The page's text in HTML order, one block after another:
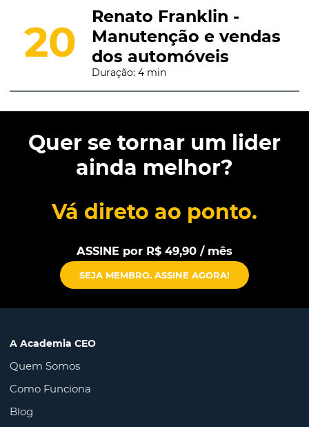
20
Renato Franklin -
Manutenção e vendas
dos automóveis
Duração: 4 min
Quer se tornar um lider
ainda melhor?
Vá direto ao ponto.
ASSINE por R$ 49,90 / mês
SEJA MEMBRO. ASSINE AGORA!
A Academia CEO
Quem Somos
Como Funciona
Blog